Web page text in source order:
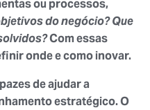
ou processos,
do negócio? Que
Com essas
ondeecomoinovar.
de ajudar a
estratégico. O